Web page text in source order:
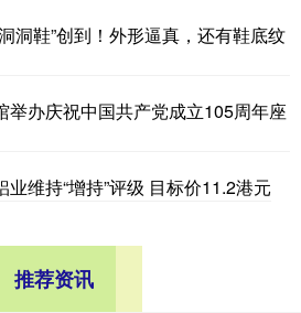
洞鞋”创到！外形逼真，还有鞋底纹
举办庆祝中国共产党成立105周年座
维持“增持”评级 目标价11.2港元
推荐资讯